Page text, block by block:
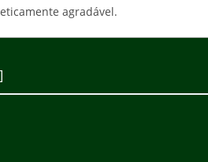
agradável.
]